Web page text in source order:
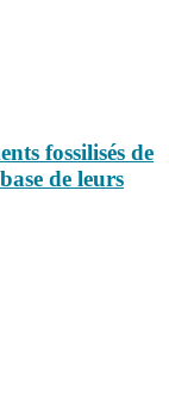
fossilisés de
de leurs